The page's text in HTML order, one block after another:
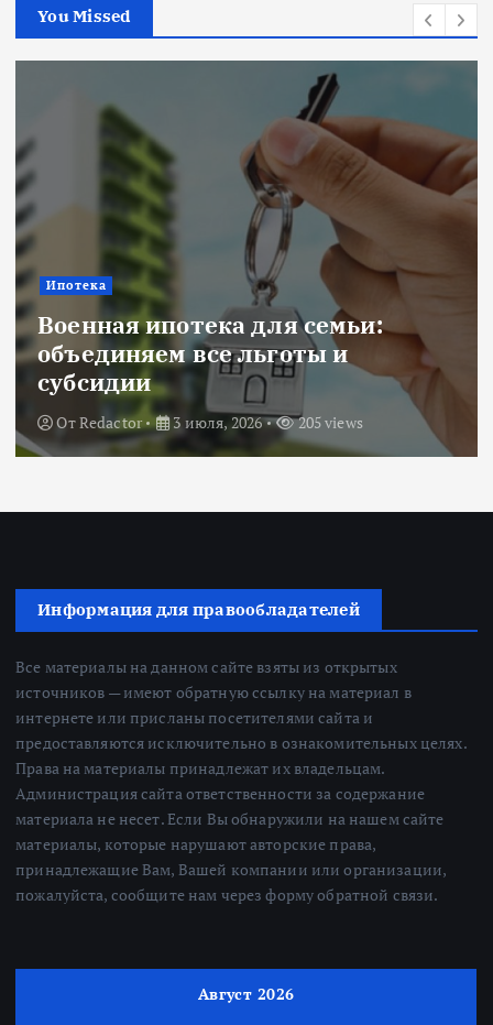
You Missed
Ипотека
Военная ипотека для семьи:
объединяем все льготы и
субсидии
ОтRedactor 3 июля, 2026 205 views
Информация для правообладателей
Все материалы на данном сайте взяты из открытых
источников — имеют обратную ссылку на материал в
интернете или присланы посетителями сайта и
предоставляются исключительно в ознакомительных целях.
Права на материалы принадлежат их владельцам.
Администрация сайта ответственности за содержание
материала не несет. Если Вы обнаружили на нашем сайте
материалы, которые нарушают авторские права,
принадлежащие Вам, Вашей компании или организации,
пожалуйста, сообщите нам через форму обратной связи.
Август 2026